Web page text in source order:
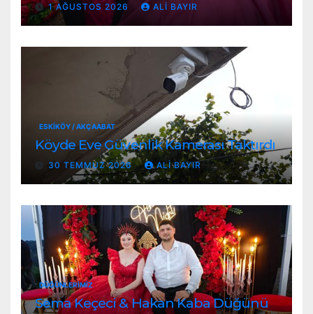
1 AĞUSTOS 2026 ALI BAYIR
ESKİKÖY / AKÇAABAT
Köyde Eve Güvenlik Kamerası Taktırdı
30 TEMMUZ 2026 ALI BAYIR
DÜĞÜNLERIMIZ
Sema Keçeci & Hakan Kaba Düğünü